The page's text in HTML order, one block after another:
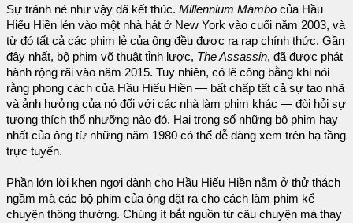
Sự tránh né như vậy đã kết thúc. Millennium Mambo của Hầu
Hiếu Hiền lẻn vào một nhà hát ở New York vào cuối năm 2003, và
từ đó tất cả các phim lẻ của ông đều được ra rạp chính thức. Gần
đây nhất, bộ phim võ thuật tỉnh lược, The Assassin, đã được phát
hành rộng rãi vào năm 2015. Tuy nhiên, có lẽ công bằng khi nói
rằng phong cách của Hầu Hiếu Hiền — bất chấp tất cả sự tao nhã
và ảnh hưởng của nó đối với các nhà làm phim khác — đòi hỏi sự
tương thích thổ nhưỡng nào đó. Hai trong số những bộ phim hay
nhất của ông từ những năm 1980 có thể dễ dàng xem trên hạ tầng
trực tuyến.
Phần lớn lời khen ngợi dành cho Hầu Hiếu Hiền nằm ở thử thách
ngầm mà các bộ phim của ông đặt ra cho cách làm phim kể
chuyện thông thường. Chúng ít bắt nguồn từ câu chuyện mà thay